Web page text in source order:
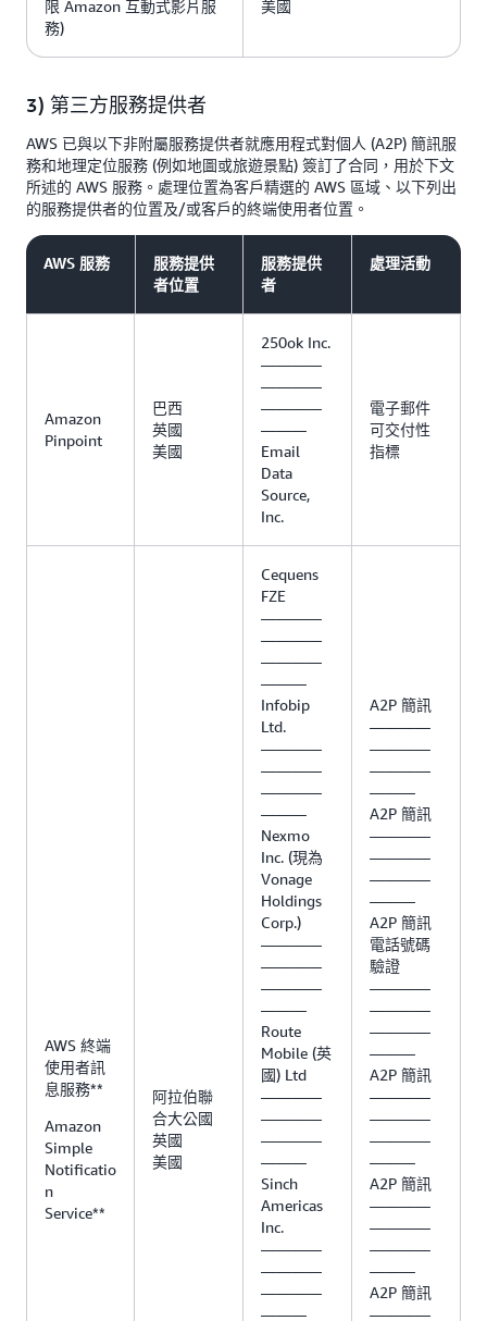
限 Amazon 互動式影片服
務)
美國
3) 第三方服務提供者
AWS 已與以下非附屬服務提供者就應用程式對個人 (A2P) 簡訊服
務和地理定位服務 (例如地圖或旅遊景點) 簽訂了合同，用於下文
所述的 AWS 服務。處理位置為客戶精選的 AWS 區域、以下列出
的服務提供者的位置及/或客戶的終端使用者位置。
AWS 服務
服務提供
者位置
服務提供
者
處理活動
Amazon
Pinpoint
巴西
英國
美國
250ok Inc.
————
————
————
———
Email
Data
Source,
Inc.
電子郵件
可交付性
指標
AWS 終端
使用者訊
息服務**
Amazon
Simple
Notificatio
n
Service**
阿拉伯聯
合大公國
英國
美國
Cequens
FZE
————
————
————
———
Infobip
Ltd.
————
————
————
———
Nexmo
Inc. (現為
Vonage
Holdings
Corp.)
————
————
————
———
Route
Mobile (英
國) Ltd
————
————
————
———
Sinch
Americas
Inc.
————
————
————
———
A2P 簡訊
————
————
————
———
A2P 簡訊
————
————
————
———
A2P 簡訊
電話號碼
驗證
————
————
————
———
A2P 簡訊
————
————
————
———
A2P 簡訊
————
————
————
———
A2P 簡訊
————